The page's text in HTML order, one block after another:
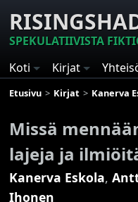
SPEKULATIIVISTA
Koti
Kirjat
Etusivu Kirjat Kanerva
Missä
lajeja ja
Kanerva Eskola,
Ihonen